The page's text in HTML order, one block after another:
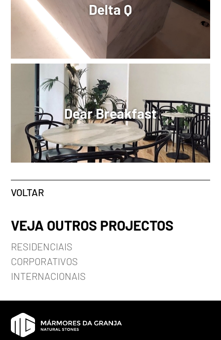
Delta Q
Dear Breakfast
VOLTAR
VEJA OUTROS PROJECTOS
RESIDENCIAIS
CORPORATIVOS
INTERNACIONAIS